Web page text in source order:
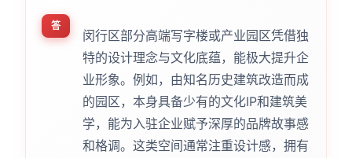
答
闵行区部分高端写字楼或产业园区凭借独
特的设计理念与文化底蕴，能极大提升企
业形象。例如，由知名历史建筑改造而成
的园区，本身具备少有的文化IP和建筑美
学，能为入驻企业赋予深厚的品牌故事感
和格调。这类空间通常注重设计感，拥有